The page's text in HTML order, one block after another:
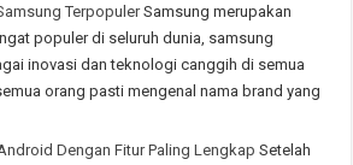
TerpopulerSamsung merupakan
populer di seluruh dunia, samsung
inovasi dan teknologi canggih di semua
orang pasti mengenal nama brand yang
Dengan Fitur Paling Lengkap Setelah